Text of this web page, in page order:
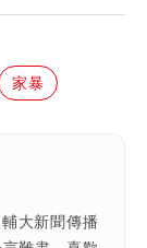
家暴
大新聞傳播